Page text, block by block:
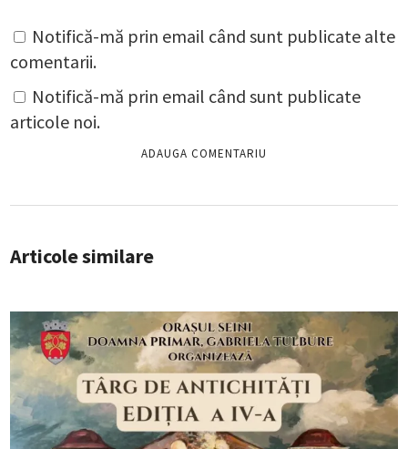
Notifică-mă prin email când sunt publicate alte
comentarii.
Notifică-mă prin email când sunt publicate
articole noi.
Articole similare